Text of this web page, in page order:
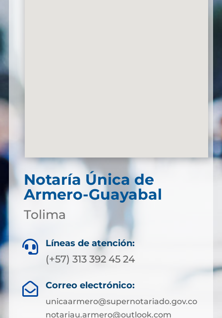
Notaría Única de
Armero-Guayabal
Tolima
 Líneas de atención:
(+57) 313 392 45 24
 Correo electrónico:
unicaarmero@supernotariado.gov.co
notariau.armero@outlook.com